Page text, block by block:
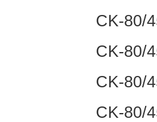
CK-80/
CK-80/
CK-80/
CK-80/